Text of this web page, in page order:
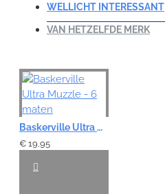
WELLICHT INTERESSANT
VAN HETZELFDE MERK
Baskerville Ultra Muzzle - 6 maten
€ 19,95